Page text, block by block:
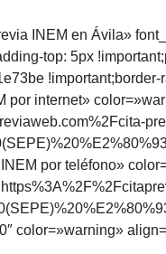
INEM en Ávila»
top: 5px
por internet»
por teléfono»
color=»warning»